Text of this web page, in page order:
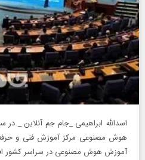
اسدالله ابراهیمی _جام جم آنلاین _
آموزش هوش مصنوعی در سراسر کشور